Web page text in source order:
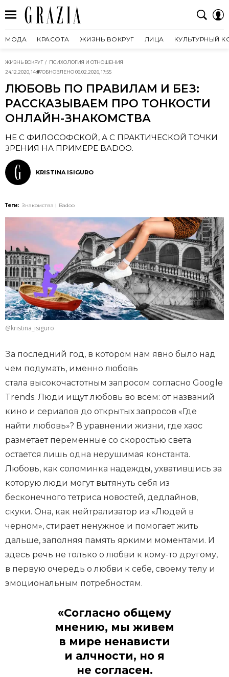
МОДА КРАСОТА ЖИЗНЬ ВОКРУГ ЛИЦА КУЛЬТУРНЫЙ
ЖИЗНЬ ВОКРУГ
ПСИХОЛОГИЯ И ОТНОШЕНИЯ
24.12.2020, 14:07ОБНОВЛЕНО06.02.2026, 17:55
ЛЮБОВЬ ПО ПРАВИЛАМ И БЕЗ:
РАССКАЗЫВАЕМ ПРО ТОНКОСТИ
ОНЛАЙН-ЗНАКОМСТВА
НЕ С ФИЛОСОФСКОЙ, А С ПРАКТИЧЕСКОЙ ТОЧКИ
ЗРЕНИЯ НА ПРИМЕРЕ BADOO.
KRISTINA ISIGURO
Теги: Знакомства Badoo
@kristina_isiguro
За последний год, в котором нам явно было над
чем подумать, именно любовь
стала высокочастотным запросом согласно Google
Trends. Люди ищут любовь во всем: от названий
кино и сериалов до открытых запросов «Где
найти любовь»? В уравнении жизни, где хаос
разметает переменные со скоростью света
остается лишь одна нерушимая константа.
Любовь, как соломинка надежды, ухватившись за
которую люди могут вытянуть себя из
бесконечного тетриса новостей, дедлайнов,
скуки. Она, как нейтрализатор из «Людей в
черном», стирает ненужное и помогает жить
дальше, заполняя память яркими моментами. И
здесь речь не только о любви к кому-то другому,
в первую очередь о любви к себе, своему телу и
эмоциональным потребностям.
«Согласно общему
мнению, мы живем
в мире ненависти
и алчности, но я
не согласен.